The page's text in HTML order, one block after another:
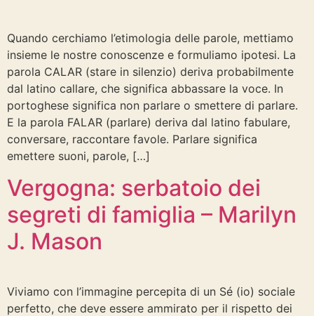
Quando cerchiamo l’etimologia delle parole, mettiamo
insieme le nostre conoscenze e formuliamo ipotesi. La
parola CALAR (stare in silenzio) deriva probabilmente
dal latino callare, che significa abbassare la voce. In
portoghese significa non parlare o smettere di parlare.
E la parola FALAR (parlare) deriva dal latino fabulare,
conversare, raccontare favole. Parlare significa
emettere suoni, parole, […]
Vergogna: serbatoio dei
segreti di famiglia – Marilyn
J. Mason
Viviamo con l’immagine percepita di un Sé (io) sociale
perfetto, che deve essere ammirato per il rispetto dei